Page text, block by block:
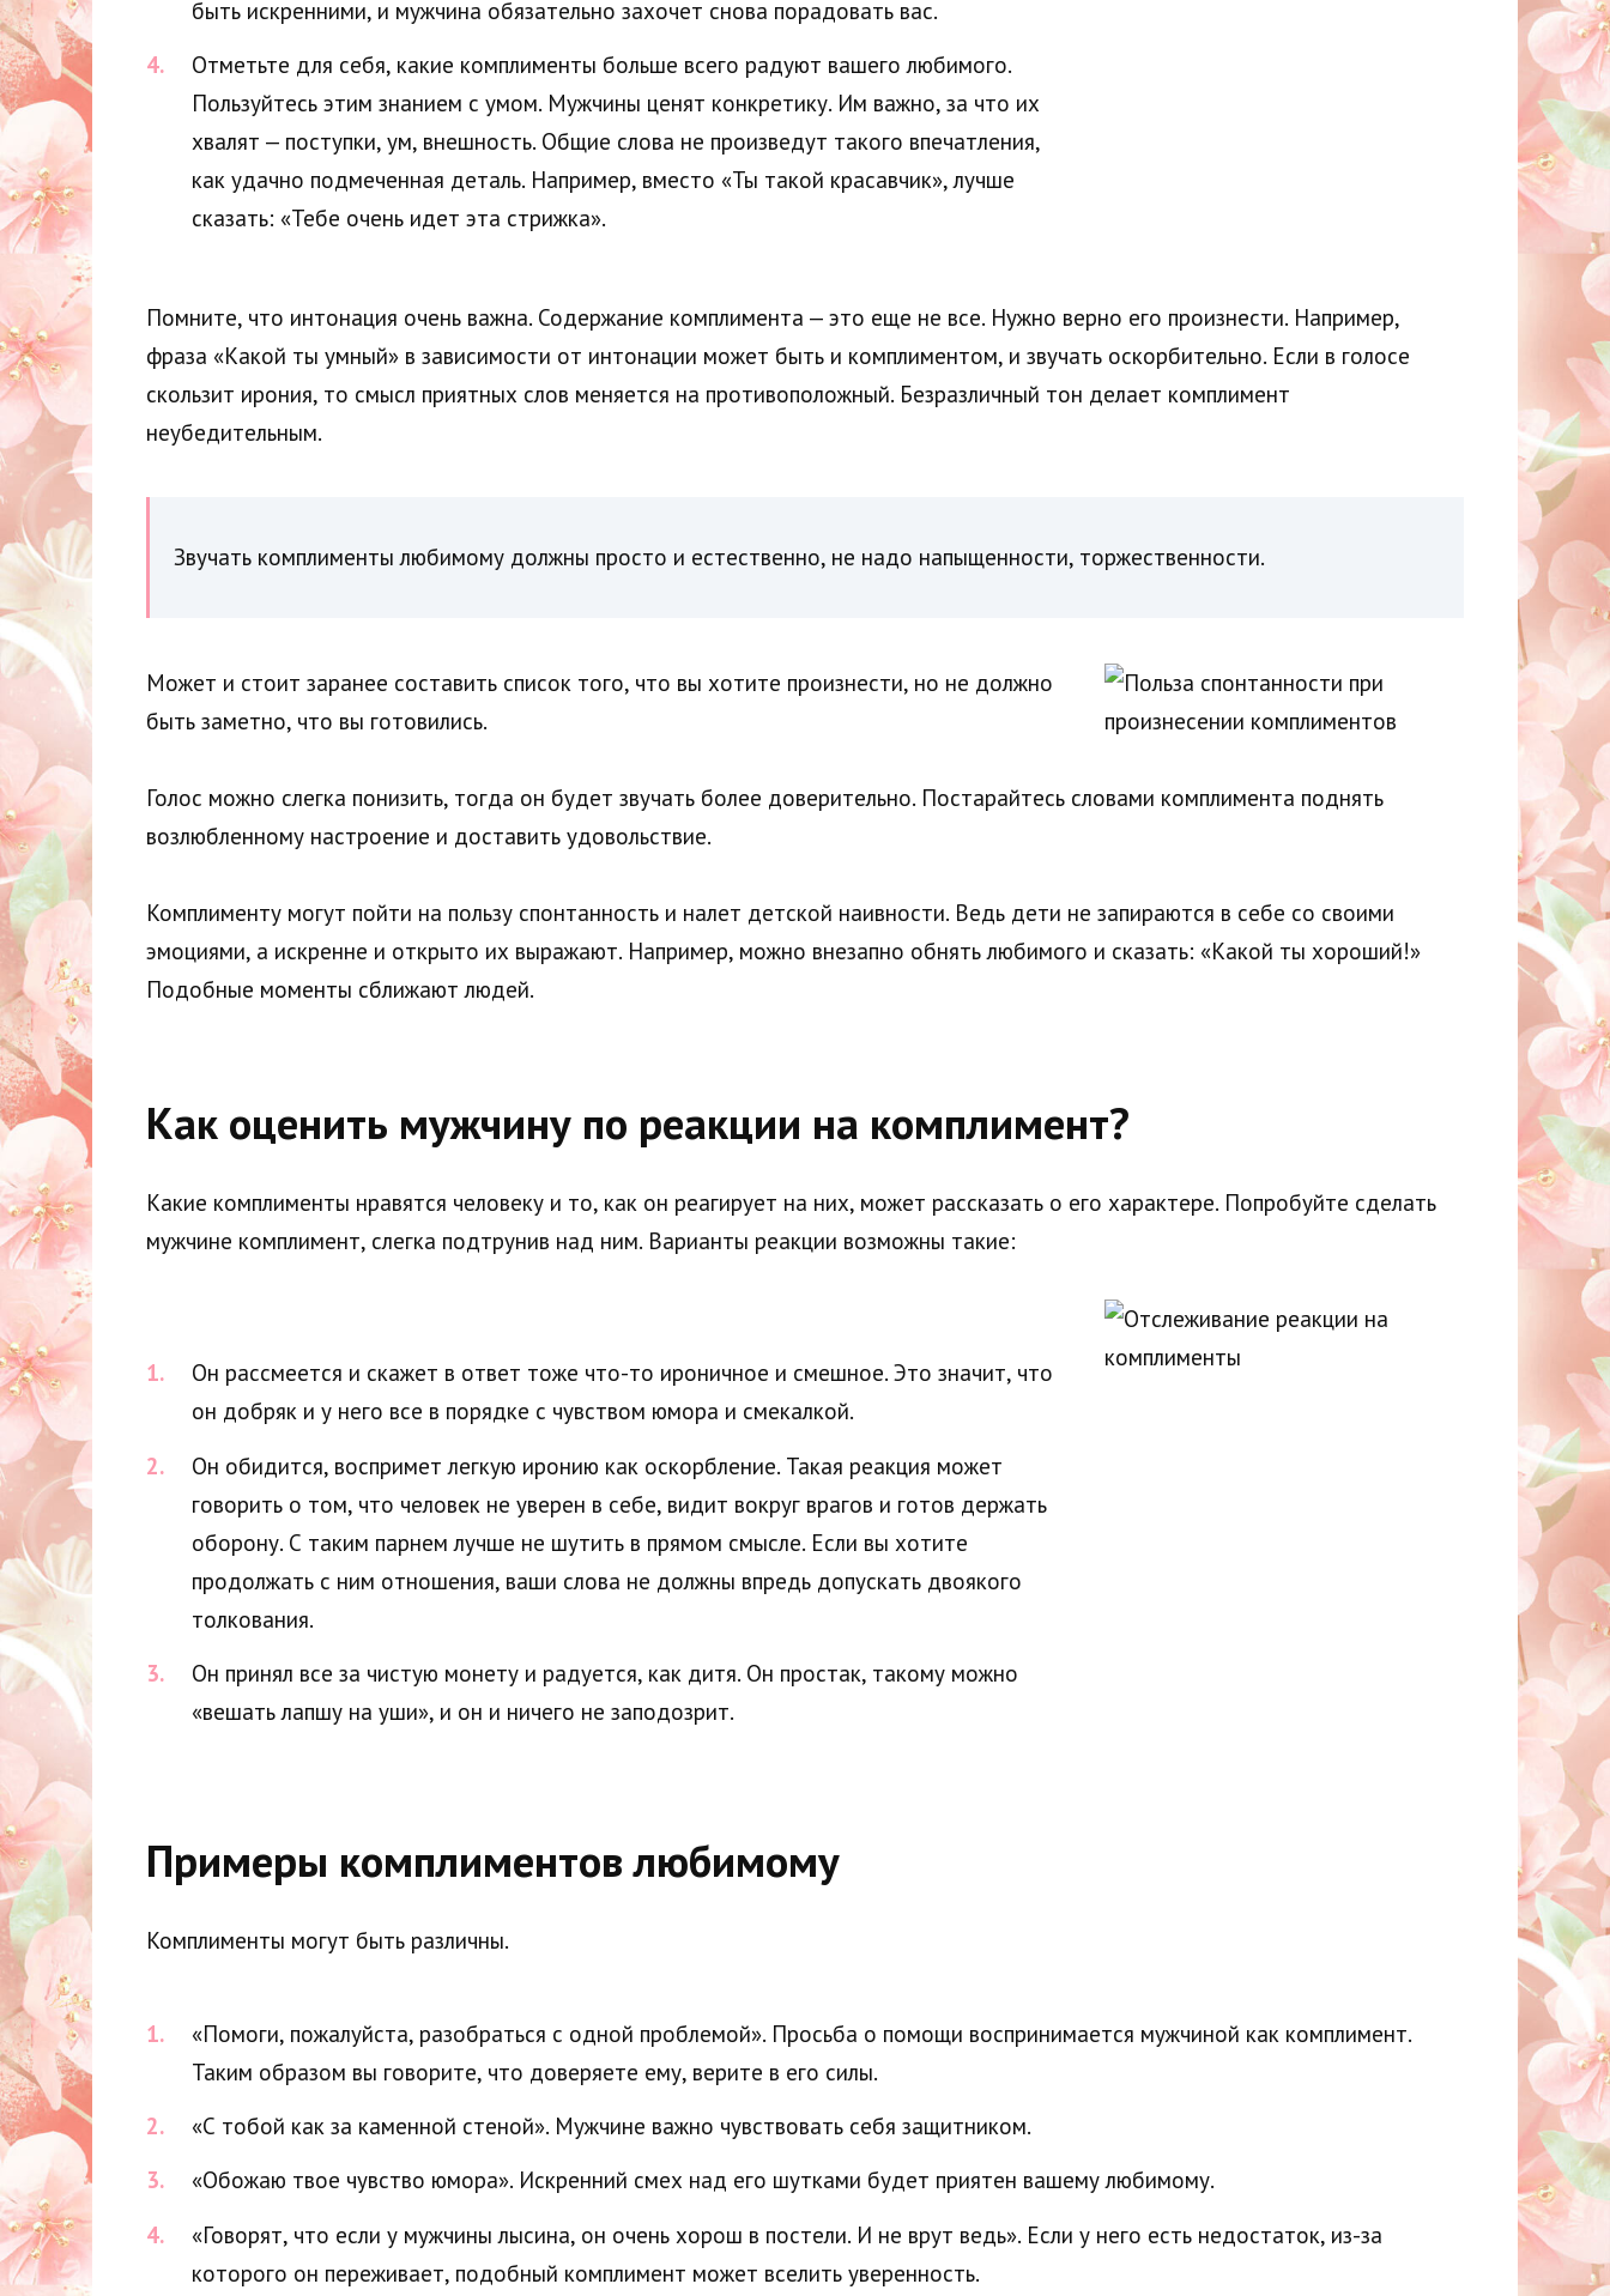
быть искренними, и мужчина обязательно захочет снова порадовать вас.
Отметьте для себя, какие комплименты больше всего радуют вашего любимого.
Пользуйтесь этим знанием с умом. Мужчины ценят конкретику. Им важно, за что их
хвалят — поступки, ум, внешность. Общие слова не произведут такого впечатления,
как удачно подмеченная деталь. Например, вместо «Ты такой красавчик», лучше
сказать: «Тебе очень идет эта стрижка».
Помните, что интонация очень важна. Содержание комплимента — это еще не все. Нужно верно его произнести. Например,
фраза «Какой ты умный» в зависимости от интонации может быть и комплиментом, и звучать оскорбительно. Если в голосе
скользит ирония, то смысл приятных слов меняется на противоположный. Безразличный тон делает комплимент
неубедительным.
Звучать комплименты любимому должны просто и естественно, не надо напыщенности, торжественности.
Может и стоит заранее составить список того, что вы хотите произнести, но не должно
быть заметно, что вы готовились.
Голос можно слегка понизить, тогда он будет звучать более доверительно. Постарайтесь словами комплимента поднять
возлюбленному настроение и доставить удовольствие.
Комплименту могут пойти на пользу спонтанность и налет детской наивности. Ведь дети не запираются в себе со своими
эмоциями, а искренне и открыто их выражают. Например, можно внезапно обнять любимого и сказать: «Какой ты хороший!»
Подобные моменты сближают людей.
Как оценить мужчину по реакции на комплимент?
Какие комплименты нравятся человеку и то, как он реагирует на них, может рассказать о его характере. Попробуйте сделать
мужчине комплимент, слегка подтрунив над ним. Варианты реакции возможны такие:
Он рассмеется и скажет в ответ тоже что-то ироничное и смешное. Это значит, что
он добряк и у него все в порядке с чувством юмора и смекалкой.
Он обидится, воспримет легкую иронию как оскорбление. Такая реакция может
говорить о том, что человек не уверен в себе, видит вокруг врагов и готов держать
оборону. С таким парнем лучше не шутить в прямом смысле. Если вы хотите
продолжать с ним отношения, ваши слова не должны впредь допускать двоякого
толкования.
Он принял все за чистую монету и радуется, как дитя. Он простак, такому можно
«вешать лапшу на уши», и он и ничего не заподозрит.
Примеры комплиментов любимому
Комплименты могут быть различны.
«Помоги, пожалуйста, разобраться с одной проблемой». Просьба о помощи воспринимается мужчиной как комплимент.
Таким образом вы говорите, что доверяете ему, верите в его силы.
«С тобой как за каменной стеной». Мужчине важно чувствовать себя защитником.
«Обожаю твое чувство юмора». Искренний смех над его шутками будет приятен вашему любимому.
«Говорят, что если у мужчины лысина, он очень хорош в постели. И не врут ведь». Если у него есть недостаток, из-за
которого он переживает, подобный комплимент может вселить уверенность.